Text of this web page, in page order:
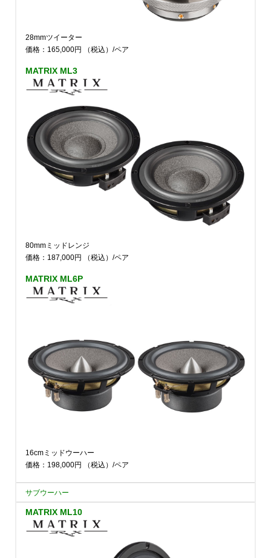
28mmツイーター
価格：165,000円
（税込） /ペア
MATRIX ML3
80mmミッドレンジ
価格：187,000円
（税込） /ペア
MATRIX ML6P
16cmミッドウーハー
価格：198,000円
（税込） /ペア
サブウーハー
MATRIX ML10